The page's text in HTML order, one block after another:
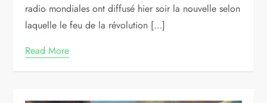
radio mondiales ont diffusé hier soir la nouvelle selon
laquelle le feu de la révolution […]
Read More